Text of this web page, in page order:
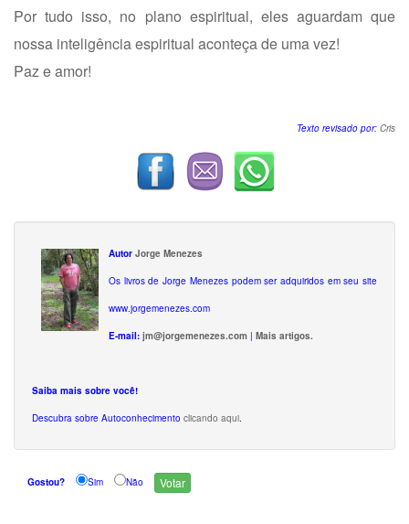
Por tudo isso, no plano espiritual, eles aguardam que
nossa inteligência espiritual aconteça de uma vez!
Paz e amor!
Texto revisado por: Cris
Autor Jorge Menezes
Os livros de Jorge Menezes podem ser adquiridos em seu site
www.jorgemenezes.com
E-mail: jm@jorgemenezes.com | Mais artigos.
Saiba mais sobre você!
Descubra sobre Autoconhecimento clicando aqui.
Gostou? Sim Não